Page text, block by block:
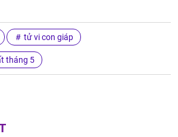
tử vi con giáp
tháng 5